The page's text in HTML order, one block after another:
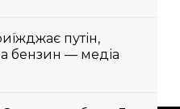
путін,
бензин — медіа